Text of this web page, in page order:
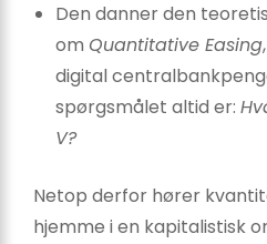
Den danner den
om Quantitative Easing
digital
spørgsmålet altid er:
V?
Netop derfor hører
hjemme i en kapitalistisk